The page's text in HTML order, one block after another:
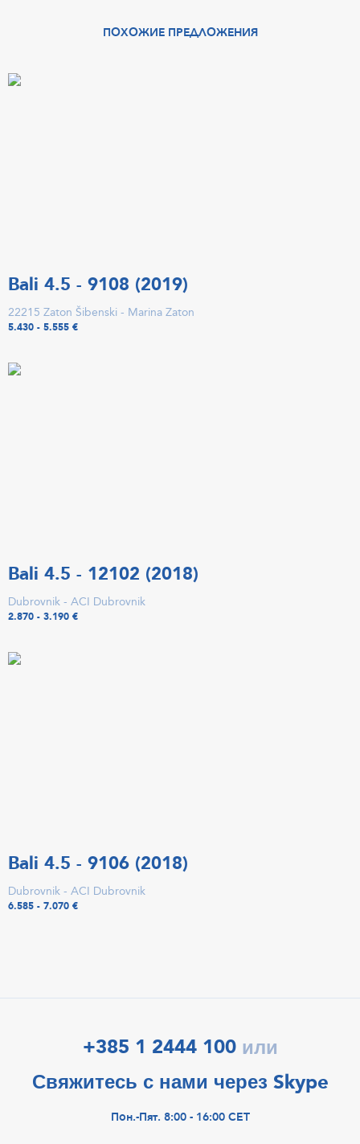
ПОХОЖИЕ ПРЕДЛОЖЕНИЯ
Bali 4.5 - 9108 (2019)
22215 Zaton Šibenski - Marina Zaton
5.430 - 5.555 €
Bali 4.5 - 12102 (2018)
Dubrovnik - ACI Dubrovnik
2.870 - 3.190 €
Bali 4.5 - 9106 (2018)
Dubrovnik - ACI Dubrovnik
6.585 - 7.070 €
+385 1 2444 100 или
Свяжитесь с нами через Skype
Пон.-Пят. 8:00 - 16:00 CET